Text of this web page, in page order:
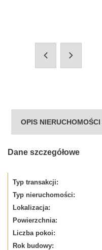
OPIS NIERUCHOMOŚCI
Dane szczegółowe
Typ transakcji:
Typ nieruchomości:
Lokalizacja:
Powierzchnia:
Liczba pokoi:
Rok budowy: